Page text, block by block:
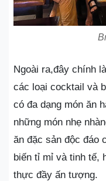
Ngoài ra,đây chính
các loại cocktail và
có đa dạng món ăn
những món nhẹ
ăn đặc sản độc đáo
biến tỉ mỉ và tinh tế,
thực đầy ấn tượng.